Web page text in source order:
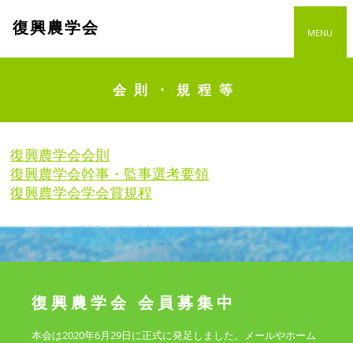
復興農学会 MENU
会則・規程等
復興農学会会則
復興農学会幹事・監事選考要領
復興農学会学会賞規程
復興農学会 会員募集中
本会は2020年6月29日に正式に発足しました。メールやホーム